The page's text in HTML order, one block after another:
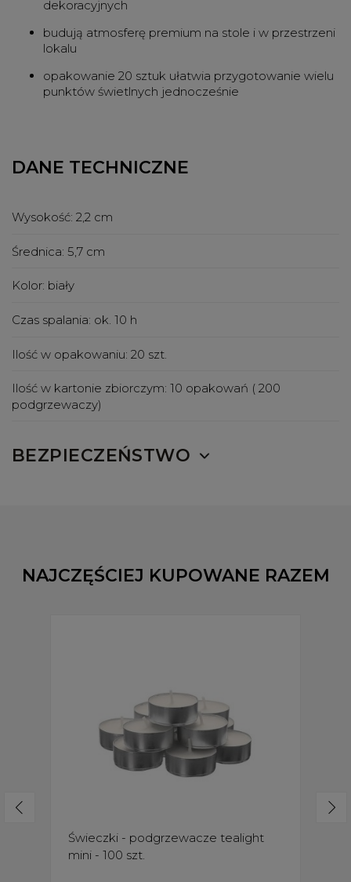
dekoracyjnych
budują atmosferę premium na stole i w przestrzeni
lokalu
opakowanie 20 sztuk ułatwia przygotowanie wielu
punktów świetlnych jednocześnie
DANE TECHNICZNE
Wysokość: 2,2 cm
Średnica: 5,7 cm
Kolor: biały
Czas spalania: ok. 10 h
Ilość w opakowaniu: 20 szt.
Ilość w kartonie zbiorczym: 10 opakowań ( 200
podgrzewaczy)
BEZPIECZEŃSTWO
NAJCZĘŚCIEJ KUPOWANE RAZEM
Świeczki - podgrzewacze tealight
mini - 100 szt.